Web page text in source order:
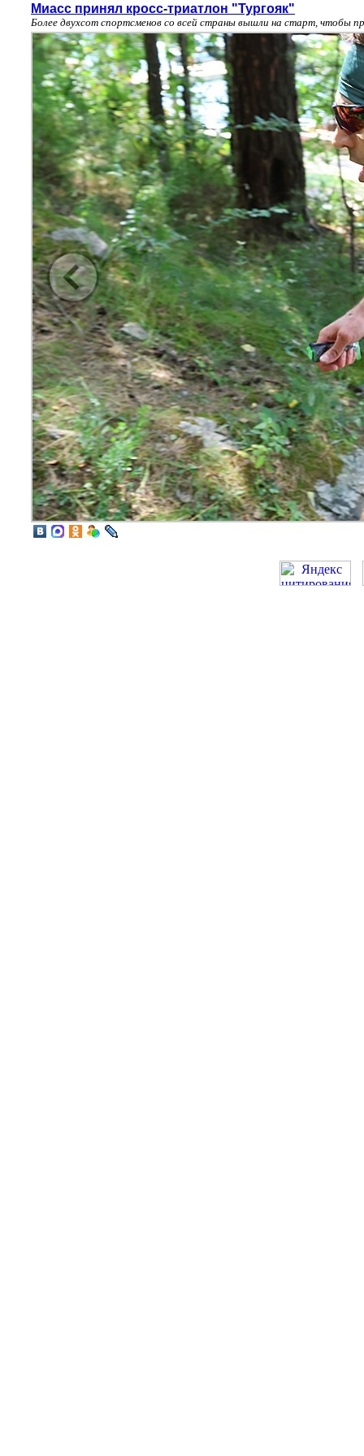
Миасс принял кросс-триатлон "Тургояк"
Более двухсот спортсменов со всей страны вышли на старт, чтобы